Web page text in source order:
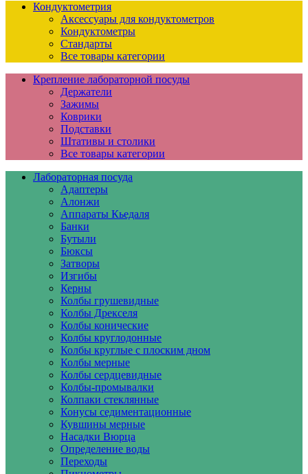
Кондуктометрия
Аксессуары для кондуктометров
Кондуктометры
Стандарты
Все товары категории
Крепление лабораторной посуды
Держатели
Зажимы
Коврики
Подставки
Штативы и столики
Все товары категории
Лабораторная посуда
Адаптеры
Алонжи
Аппараты Кьедаля
Банки
Бутыли
Бюксы
Затворы
Изгибы
Керны
Колбы грушевидные
Колбы Дрекселя
Колбы конические
Колбы круглодонные
Колбы круглые с плоским дном
Колбы мерные
Колбы сердцевидные
Колбы-промывалки
Колпаки стеклянные
Конусы седиментационные
Кувшины мерные
Насадки Вюрца
Определение воды
Переходы